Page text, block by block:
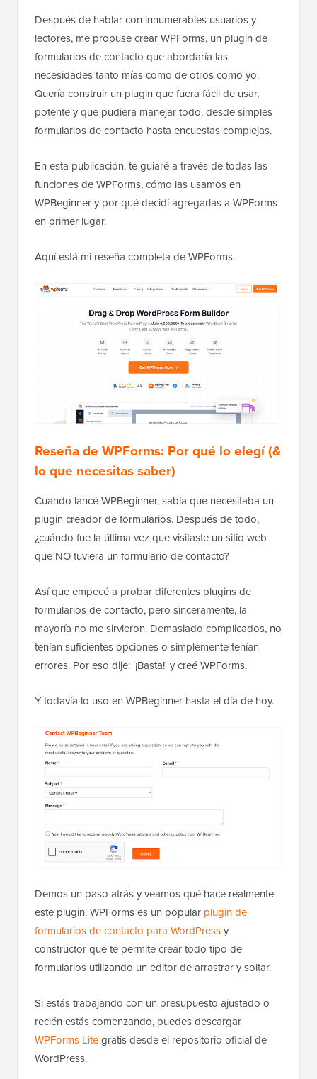
Después de hablar con innumerables usuarios y
lectores, me propuse crear WPForms, un plugin de
formularios de contacto que abordaría las
necesidades tanto mías como de otros como yo.
Quería construir un plugin que fuera fácil de usar,
potente y que pudiera manejar todo, desde simples
formularios de contacto hasta encuestas complejas.
En esta publicación, te guiaré a través de todas las
funciones de WPForms, cómo las usamos en
WPBeginner y por qué decidí agregarlas a WPForms
en primer lugar.
Aquí está mi reseña completa de WPForms.
Reseña de WPForms: Por qué lo elegí (&
lo que necesitas saber)
Cuando lancé WPBeginner, sabía que necesitaba un
plugin creador de formularios. Después de todo,
¿cuándo fue la última vez que visitaste un sitio web
que NO tuviera un formulario de contacto?
Así que empecé a probar diferentes plugins de
formularios de contacto, pero sinceramente, la
mayoría no me sirvieron. Demasiado complicados, no
tenían suficientes opciones o simplemente tenían
errores. Por eso dije: '¡Basta!' y creé WPForms.
Y todavía lo uso en WPBeginner hasta el día de hoy.
Demos un paso atrás y veamos qué hace realmente
este plugin. WPForms es un popular plugin de
formularios de contacto para WordPressy
constructor que te permite crear todo tipo de
formularios utilizando un editor de arrastrar y soltar.
Si estás trabajando con un presupuesto ajustado o
recién estás comenzando, puedes descargar
WPForms Litegratis desde el repositorio oficial de
WordPress.